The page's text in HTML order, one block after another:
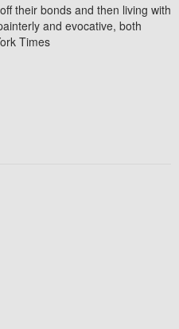
their bonds and then living with
and evocative, both
Times